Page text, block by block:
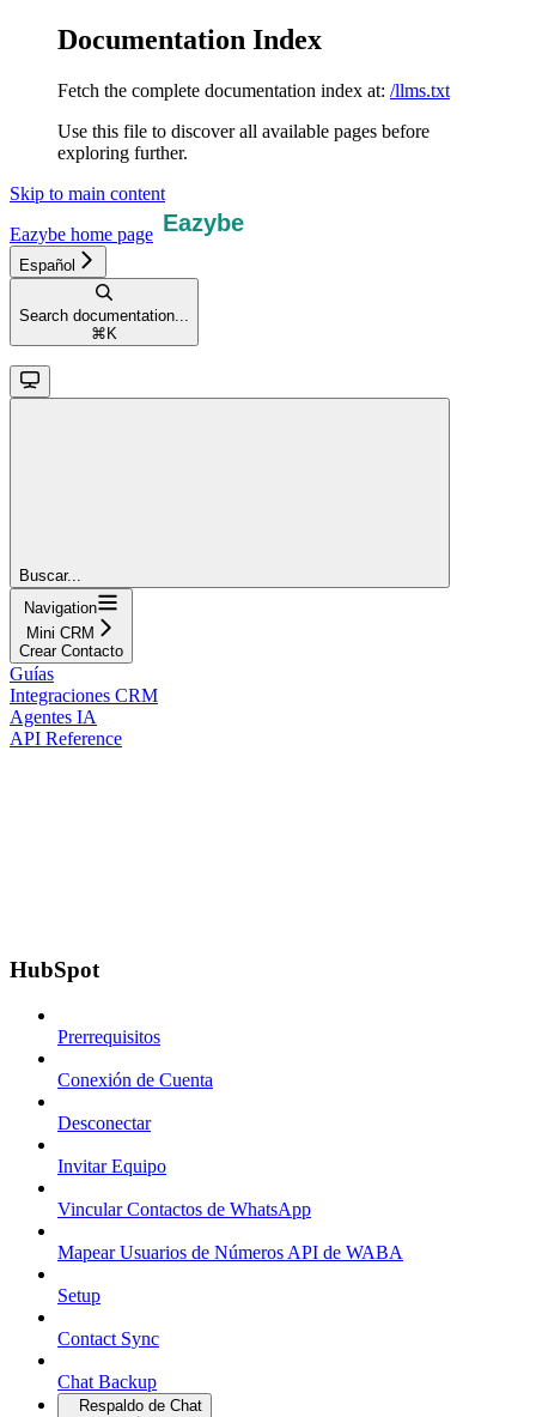
Documentation Index
Fetch the complete documentation index at: /llms.txt
Use this file to discover all available pages before
exploring further.
Skip to main content
Eazybe home page
Español
Search documentation...
⌘ K
Buscar...
Navigation
Mini CRM
Crear Contacto
Guías
Integraciones CRM
Agentes IA
API Reference
HubSpot
Prerrequisitos
Conexión de Cuenta
Desconectar
Invitar Equipo
Vincular Contactos de WhatsApp
Mapear Usuarios de Números API de WABA
Setup
Contact Sync
Chat Backup
Respaldo de Chat